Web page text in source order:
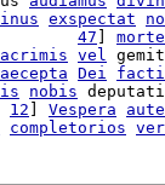
exspectat
47
vel
Dei
nobis
12 Vespera
completorios